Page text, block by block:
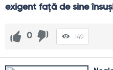
exigent față de sine
0 149